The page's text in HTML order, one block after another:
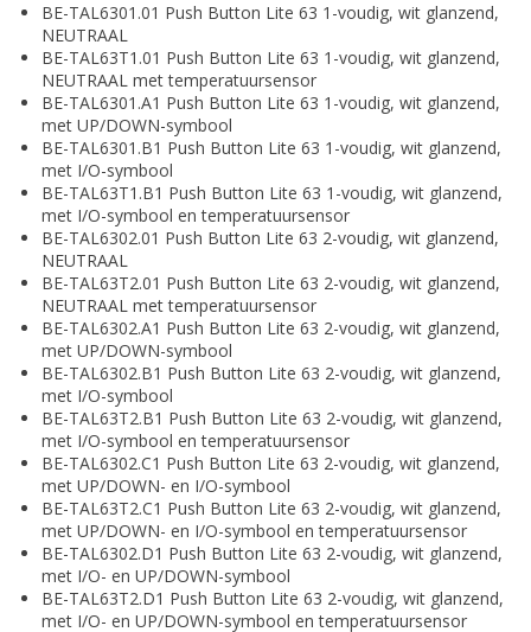
BE-TAL6301.01 Push Button Lite 63 1-voudig, wit glanzend,
NEUTRAAL
BE-TAL63T1.01 Push Button Lite 63 1-voudig, wit glanzend,
NEUTRAAL met temperatuursensor
BE-TAL6301.A1 Push Button Lite 63 1-voudig, wit glanzend,
met UP/DOWN-symbool
BE-TAL6301.B1 Push Button Lite 63 1-voudig, wit glanzend,
met I/O-symbool
BE-TAL63T1.B1 Push Button Lite 63 1-voudig, wit glanzend,
met I/O-symbool en temperatuursensor
BE-TAL6302.01 Push Button Lite 63 2-voudig, wit glanzend,
NEUTRAAL
BE-TAL63T2.01 Push Button Lite 63 2-voudig, wit glanzend,
NEUTRAAL met temperatuursensor
BE-TAL6302.A1 Push Button Lite 63 2-voudig, wit glanzend,
met UP/DOWN-symbool
BE-TAL6302.B1 Push Button Lite 63 2-voudig, wit glanzend,
met I/O-symbool
BE-TAL63T2.B1 Push Button Lite 63 2-voudig, wit glanzend,
met I/O-symbool en temperatuursensor
BE-TAL6302.C1 Push Button Lite 63 2-voudig, wit glanzend,
met UP/DOWN- en I/O-symbool
BE-TAL63T2.C1 Push Button Lite 63 2-voudig, wit glanzend,
met UP/DOWN- en I/O-symbool en temperatuursensor
BE-TAL6302.D1 Push Button Lite 63 2-voudig, wit glanzend,
met I/O- en UP/DOWN-symbool
BE-TAL63T2.D1 Push Button Lite 63 2-voudig, wit glanzend,
met I/O- en UP/DOWN-symbool en temperatuursensor